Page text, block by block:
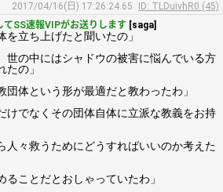
2017/04/16(日) 17:26:24.65
ID: TLDuivhR0 (45)
SS速報VIPがお送りします [saga]
立ち上げたと聞いたの」
世の中にはシャドウの被害に悩んでいる方
の」
体という形が最適だと教わったわ」
けでなくその団体自体に立派な教義をお持
人々救うためにどうすればいいのか考えた
ことだとおしゃっていたわ」